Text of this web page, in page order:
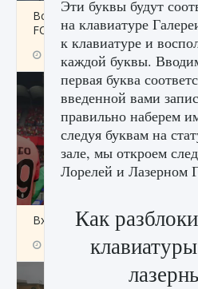
Все новые функции в режиме
FC 25
9 августа 2024
Входят ли «Милан» и «Интер»
9 августа 2024 2
Эти буквы будут
на клавиатуре
к клавиатуре и
каждой буквы.
первая буква
введенной вами
правильно наберем
следуя буквам на
зале, мы откроем
Лорелей и Лазерном
Как